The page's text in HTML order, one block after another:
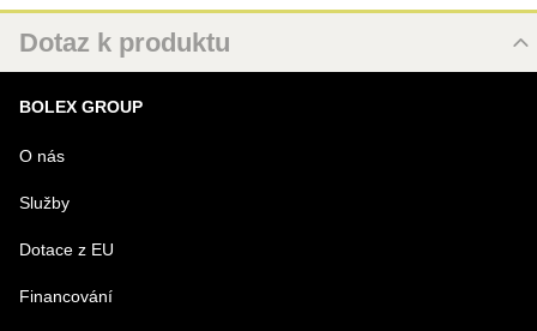
Dotaz k produktu
URL
PRODUKT
MENO
BOLEX GROUP
O nás
Služby
Dotace z EU
Financování